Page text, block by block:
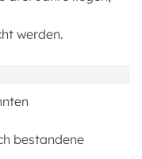
werden.
bestandene